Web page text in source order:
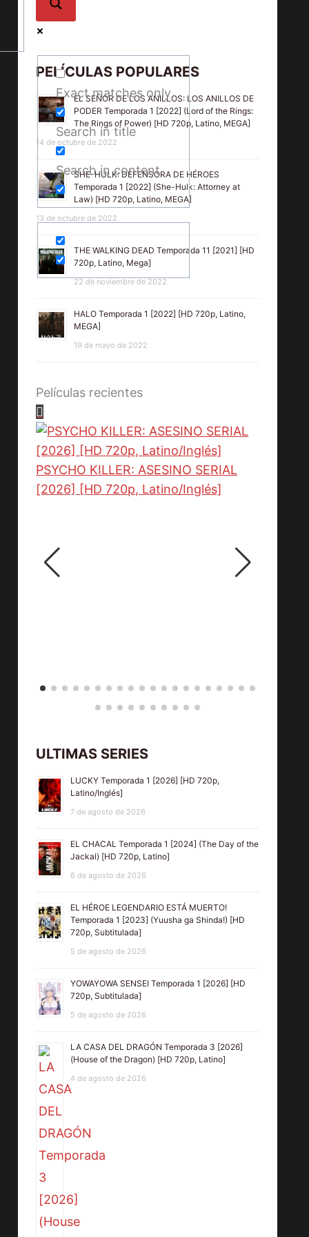
Exact matches only
Search in title
Search in content
PELÍCULAS POPULARES
EL SEÑOR DE LOS ANILLOS: LOS ANILLOS DE
PODER Temporada 1 [2022] (Lord of the Rings:
The Rings of Power) [HD 720p, Latino, MEGA]
14 de octubre de 2022
SHE-HULK: DEFENSORA DE HÉROES
Temporada 1 [2022] (She-Hulk: Attorney at
Law) [HD 720p, Latino, MEGA]
13 de octubre de 2022
THE WALKING DEAD Temporada 11 [2021] [HD
720p, Latino, Mega]
22 de noviembre de 2022
HALO Temporada 1 [2022] [HD 720p, Latino,
MEGA]
19 de mayo de 2022
Películas recientes
PSYCHO KILLER: ASESINO SERIAL
[2026] [HD 720p, Latino/Inglés]
ULTIMAS SERIES
LUCKY Temporada 1 [2026] [HD 720p,
Latino/Inglés]
7 de agosto de 2026
EL CHACAL Temporada 1 [2024] (The Day of the
Jackal) [HD 720p, Latino]
6 de agosto de 2026
EL HÉROE LEGENDARIO ESTÁ MUERTO!
Temporada 1 [2023] (Yuusha ga Shinda!) [HD
720p, Subtitulada]
5 de agosto de 2026
YOWAYOWA SENSEI Temporada 1 [2026] [HD
720p, Subtitulada]
5 de agosto de 2026
LA CASA DEL DRAGÓN Temporada 3 [2026]
(House of the Dragon) [HD 720p, Latino]
4 de agosto de 2026